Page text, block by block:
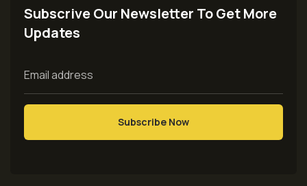
Subscrive Our Newsletter To Get More
Updates